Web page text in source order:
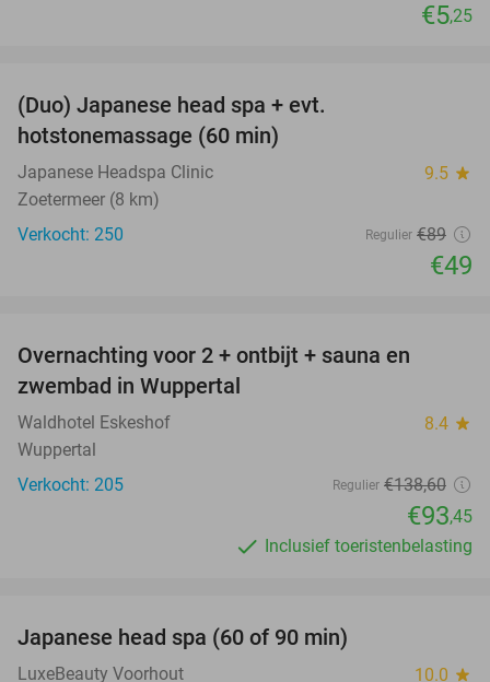
€5,25
(Duo) Japanese head spa + evt.
hotstonemassage (60 min)
Japanese Headspa Clinic 9.5 star
Zoetermeer (8 km)
Verkocht: 250
Regulier €89
€49
Overnachting voor 2 + ontbijt + sauna en
zwembad in Wuppertal
Waldhotel Eskeshof 8.4 star
Wuppertal
Verkocht: 205
Regulier €138,60
€93,45
Inclusief toeristenbelasting
Japanese head spa (60 of 90 min)
LuxeBeauty Voorhout 10.0 star